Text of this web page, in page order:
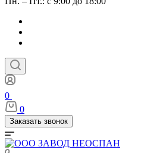
0
0
Заказать звонок